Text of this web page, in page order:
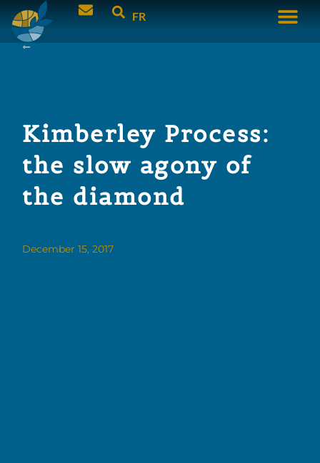
FR
Kimberley Process:
the slow agony of
the diamond
December 15, 2017